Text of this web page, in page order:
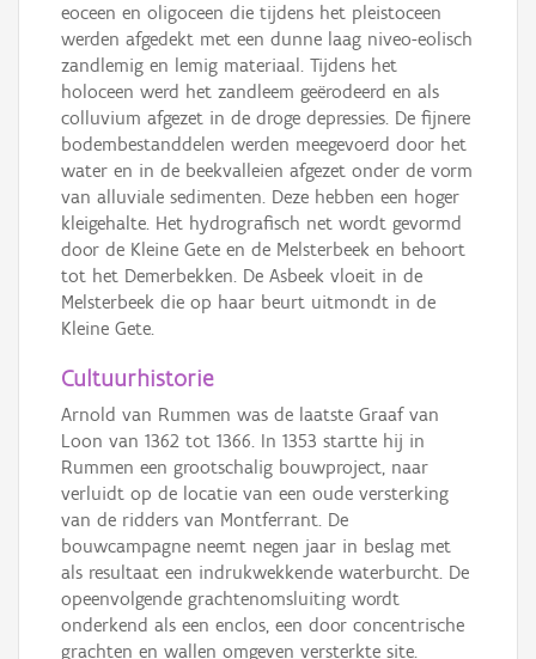
eoceen en oligoceen die tijdens het pleistoceen
werden afgedekt met een dunne laag niveo-eolisch
zandlemig en lemig materiaal. Tijdens het
holoceen werd het zandleem geërodeerd en als
colluvium afgezet in de droge depressies. De fijnere
bodembestanddelen werden meegevoerd door het
water en in de beekvalleien afgezet onder de vorm
van alluviale sedimenten. Deze hebben een hoger
kleigehalte. Het hydrografisch net wordt gevormd
door de Kleine Gete en de Melsterbeek en behoort
tot het Demerbekken. De Asbeek vloeit in de
Melsterbeek die op haar beurt uitmondt in de
Kleine Gete.
Cultuurhistorie
Arnold van Rummen was de laatste Graaf van
Loon van 1362 tot 1366. In 1353 startte hij in
Rummen een grootschalig bouwproject, naar
verluidt op de locatie van een oude versterking
van de ridders van Montferrant. De
bouwcampagne neemt negen jaar in beslag met
als resultaat een indrukwekkende waterburcht. De
opeenvolgende grachtenomsluiting wordt
onderkend als een enclos, een door concentrische
grachten en wallen omgeven versterkte site.